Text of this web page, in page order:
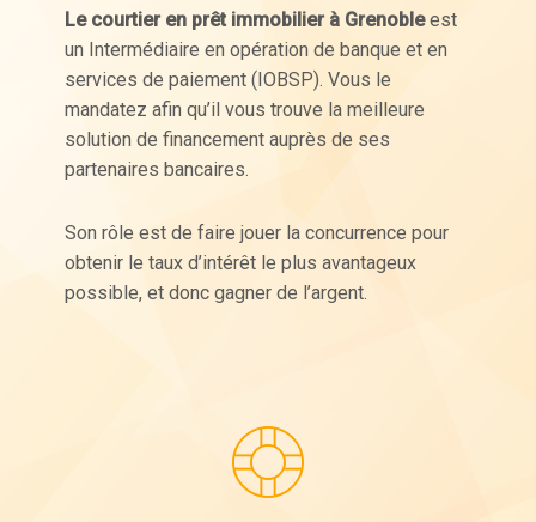
Le courtier en prêt immobilier à Grenobleest
un Intermédiaire en opération de banque et en
services de paiement (IOBSP). Vous le
mandatez afin qu’il vous trouve la meilleure
solution de financement auprès de ses
partenaires bancaires.
Son rôle est de faire jouer la concurrence pour
obtenir le taux d’intérêt le plus avantageux
possible, et donc gagner de l’argent.